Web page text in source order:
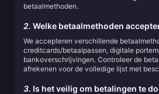
betaalmethoden.
2. Welke betaalmethoden
We accepteren verschillende
creditcards/betaalpassen, digitale
bankoverschrijvingen. Controleer de
afrekenen voor de volledige lijst met
3. Is het veilig om betalingen te